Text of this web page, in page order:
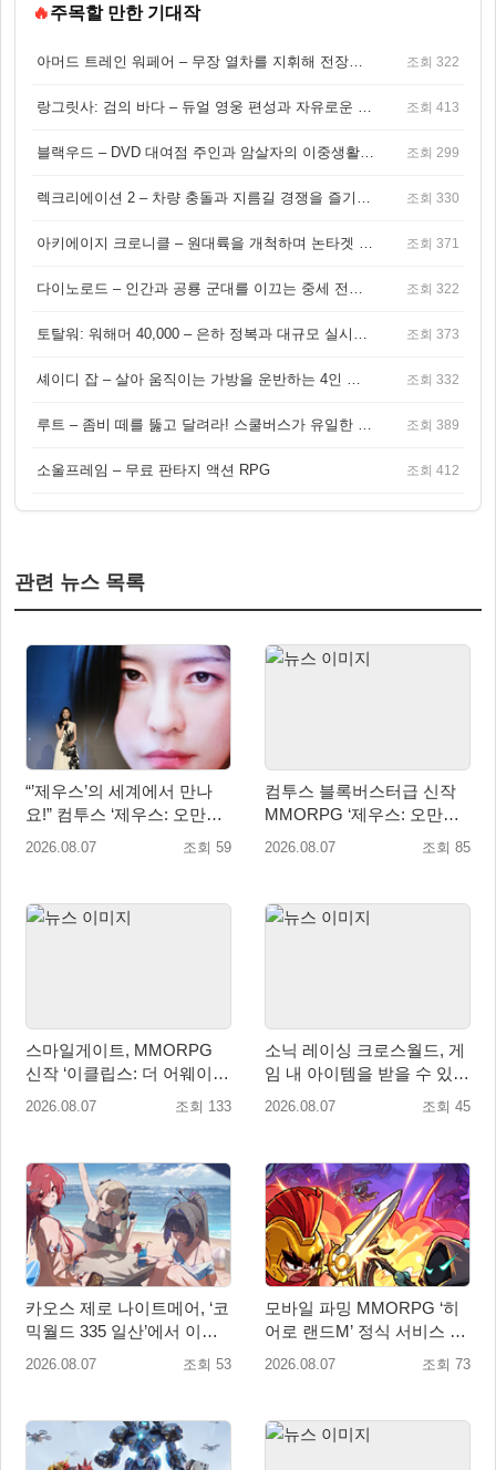
🔥주목할 만한 기대작
아머드 트레인 워페어 – 무장 열차를 지휘해 전장을 돌파하는 생존 전투 게임 조회 322
랑그릿사: 검의 바다 – 듀얼 영웅 편성과 자유로운 탐험을 결합한 판타지 전략 RPG 조회 413
블랙우드 – DVD 대여점 주인과 암살자의 이중생활을 그린 3인칭 액션 스릴러 게임 조회 299
렉크리에이션 2 – 차량 충돌과 지름길 경쟁을 즐기는 오픈월드 아케이드 레이싱 게임 조회 330
아키에이지 크로니클 – 원대륙을 개척하며 논타겟 전투를 즐기는 오픈월드 MMORPG 조회 371
다이노로드 – 인간과 공룡 군대를 이끄는 중세 전략 액션 RPG 조회 322
토탈워: 워해머 40,000 – 은하 정복과 대규모 실시간 전투가 결합된 전략 게임! 조회 373
셰이디 잡 – 살아 움직이는 가방을 운반하는 4인 협동 물리 어드벤처 게임 조회 332
루트 – 좀비 떼를 뚫고 달려라! 스쿨버스가 유일한 집이 되는 4인 협동 생존 게임 조회 389
소울프레임 – 무료 판타지 액션 RPG 조회 412
관련 뉴스 목록
“’제우스’의 세계에서 만나
요!” 컴투스 ‘제우스: 오만의
신’ 쇼케이스 찾은 배우 박지
2026.08.07 조회 59
컴투스 블록버스터급 신작
MMORPG ‘제우스: 오만의
신’, 8월 26일 출시!
2026.08.07 조회 85
스마일게이트, MMORPG
신작 ‘이클립스: 더 어웨이크
닝’ 9월 10일 론칭!
2026.08.07 조회 133
소닉 레이싱 크로스월드, 게
임 내 아이템을 받을 수 있는
‘레전드 대회 라운드 7’ 개최!
2026.08.07 조회 45
카오스 제로 나이트메어, ‘코
믹월드 335 일산’에서 이용
자 소통 예고
2026.08.07 조회 53
모바일 파밍 MMORPG ‘히
어로 랜드M’ 정식 서비스 돌
입
2026.08.07 조회 73